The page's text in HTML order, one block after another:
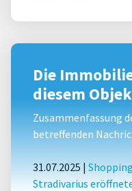
Die
diesem
Zusammenfassung
betreffenden
31.07.2025 |
Stradivarius